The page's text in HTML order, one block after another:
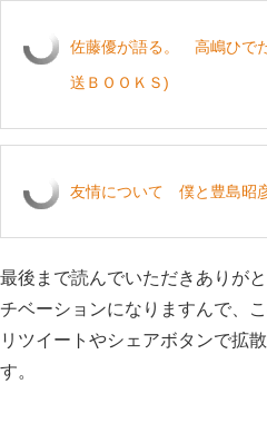
佐藤優が語る。 高嶋ひで
送ＢＯＯＫＳ)
友情について 僕と豊島昭
最後まで読んでいただきありが
チベーションになりますんで、
リツイートやシェアボタンで拡
す。